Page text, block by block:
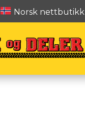
Norsk nettbutikk